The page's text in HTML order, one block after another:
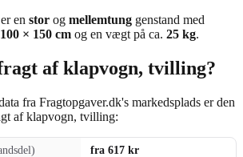
en stor og mellemtung genstand med
× 150 cm og en vægt på ca. 25 kg.
af klapvogn, tvilling?
fra Fragtopgaver.dk's markedsplads er den
af klapvogn, tvilling:
fra 617 kr